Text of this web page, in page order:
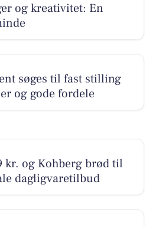
og kreativitet: En
søges til fast stilling
og gode fordele
kr. og Kohberg brød til
dagligvaretilbud